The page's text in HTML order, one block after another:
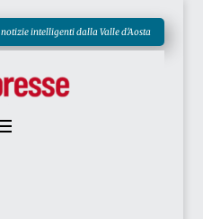
notizie intelligenti dalla Valle d'Aosta